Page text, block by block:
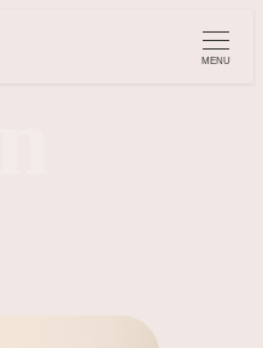
MENU